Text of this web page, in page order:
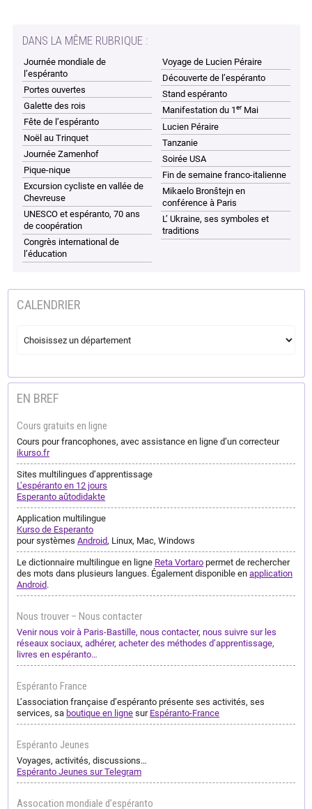
DANS LA MÊME RUBRIQUE :
Journée mondiale de
l’espéranto
Portes ouvertes
Galette des rois
Fête de l’espéranto
Noël au Trinquet
Journée Zamenhof
Pique-nique
Excursion cycliste en vallée de
Chevreuse
UNESCO et espéranto, 70 ans
de coopération
Congrès international de
l’éducation
Voyage de Lucien Péraire
Découverte de l’espéranto
Stand espéranto
Manifestation du 1erMai
Lucien Péraire
Tanzanie
Soirée USA
Fin de semaine franco-italienne
Mikaelo Bronŝtejn en
conférence à Paris
L’ Ukraine, ses symboles et
traditions
CALENDRIER
EN BREF
Cours gratuits en ligne
Cours pour francophones, avec assistance en ligne d’un correcteur
ikurso.fr
Sites multilingues d’apprentissage
L’espéranto en 12 jours
Esperanto aŭtodidakte
Application multilingue
Kurso de Esperanto
pour systèmesAndroid, Linux, Mac, Windows
Le dictionnaire multilingue en ligne Reta Vortaro permet de rechercher
des mots dans plusieurs langues. Également disponible enapplication
Android.
Nous trouver – Nous contacter
Venir nous voir à Paris-Bastille, nous contacter, nous suivre sur les
réseaux sociaux, adhérer, acheter des méthodes d’apprentissage,
livres en espéranto…
Espéranto France
L’association française d’espéranto présente ses activités, ses
services, sa boutique en ligne sur Espéranto-France
Espéranto Jeunes
Voyages, activités, discussions…
Espéranto Jeunes sur Telegram
Assocation mondiale d’espéranto